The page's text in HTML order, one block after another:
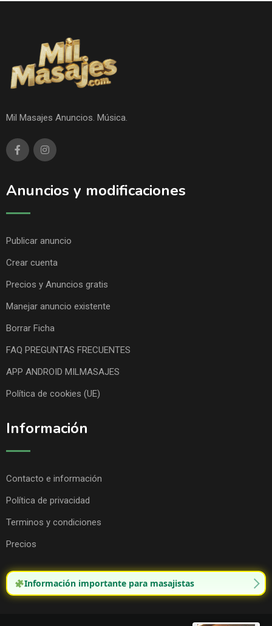
Mil Masajes Anuncios. Música.
Anuncios y modificaciones
Publicar anuncio
Crear cuenta
Precios y Anuncios gratis
Manejar anuncio existente
Borrar Ficha
FAQ PREGUNTAS FRECUENTES
APP ANDROID MILMASAJES
Política de cookies (UE)
Información
Contacto e información
Política de privacidad
Terminos y condiciones
Precios
Información importante para masajistas